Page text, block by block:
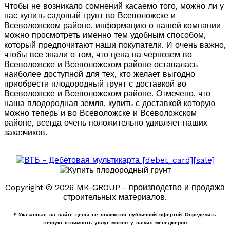
Чтобы не возникало сомнений касаемо того, можно ли у
нас купить садовый грунт во Всеволожске и
Всеволожском районе, информацию о нашей компании
можно просмотреть именно тем удобным способом,
который предпочитают наши покупатели. И очень важно,
чтобы все знали о том, что цена на чернозем во
Всеволожске и Всеволожском районе оставалась
наиболее доступной для тех, кто желает выгодно
приобрести плодородный грунт с доставкой во
Всеволожске и Всеволожском районе. Отмечено, что
наша плодородная земля, купить с доставкой которую
можно теперь и во Всеволожске и Всеволожском
районе, всегда очень положительно удивляет наших
заказчиков.
Copyright © 2026 MK-GROUP - производство и продажа
строительных материалов.
* Указанные на сайте цены не являются публичной офертой. Определить
точную стоимость услуг можно у наших менеджеров.